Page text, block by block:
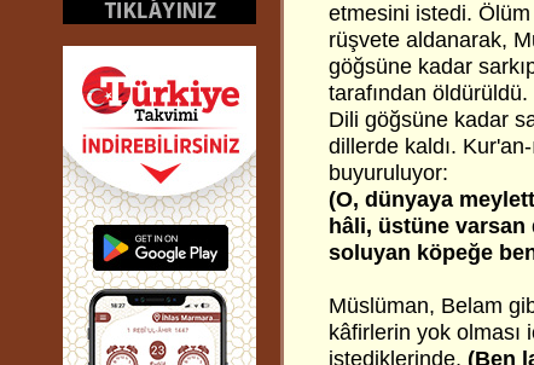
etmesini istedi.
rüşvete aldanarak,
göğsüne kadar
tarafından
Dili göğsüne kadar
dillerde kaldı.
buyuruluyor:
(O, dünyaya
hâli, üstüne varsan
soluyan köpeğe
Müslüman, Belam
kâfirlerin yok
istediklerinde, (Ben